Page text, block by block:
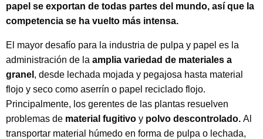
papel se exportan de todas partes del mundo, así que la
competencia se ha vuelto más intensa.
El mayor desafío para la industria de pulpa y papel es la
administración de la amplia variedad de materiales a
granel , desde lechada mojada y pegajosa hasta material
flojo y seco como aserrín o papel reciclado flojo.
Principalmente, los gerentes de las plantas resuelven
problemas de material fugitivo y polvo descontrolado. Al
transportar material húmedo en forma de pulpa o lechada,